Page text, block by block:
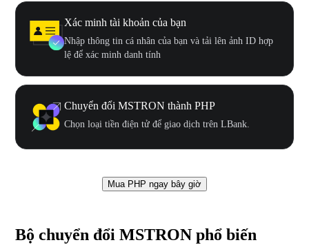
Xác minh tài khoản của bạn
Nhập thông tin cá nhân của bạn và tải lên ảnh ID hợp
lệ để xác minh danh tính
Chuyển đổi MSTRON thành PHP
Chọn loại tiền điện tử để giao dịch trên LBank.
Mua PHP ngay bây giờ
Bộ chuyển đổi MSTRON phổ biến